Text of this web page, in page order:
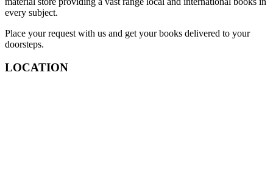
every subject.
Place your request with us and get your books delivered to your
doorsteps.
LOCATION